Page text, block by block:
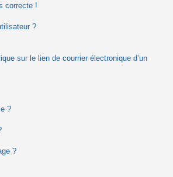
correcte !
?
sur le lien de courrier électronique d’un
?
?